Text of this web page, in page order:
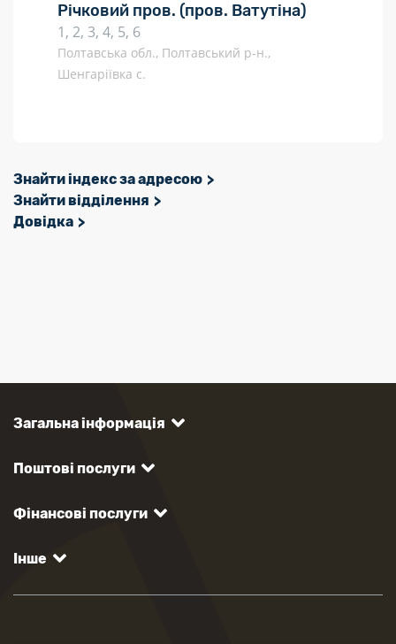
Річковий пров. (пров. Ватутіна)
1, 2, 3, 4, 5, 6
Полтавська обл., Полтавський р-н.,
Шенгаріївка с.
Знайти індекс за адресою
Знайти відділення
Довідка
Загальна інформація
Поштові послуги
Фінансові послуги
Інше